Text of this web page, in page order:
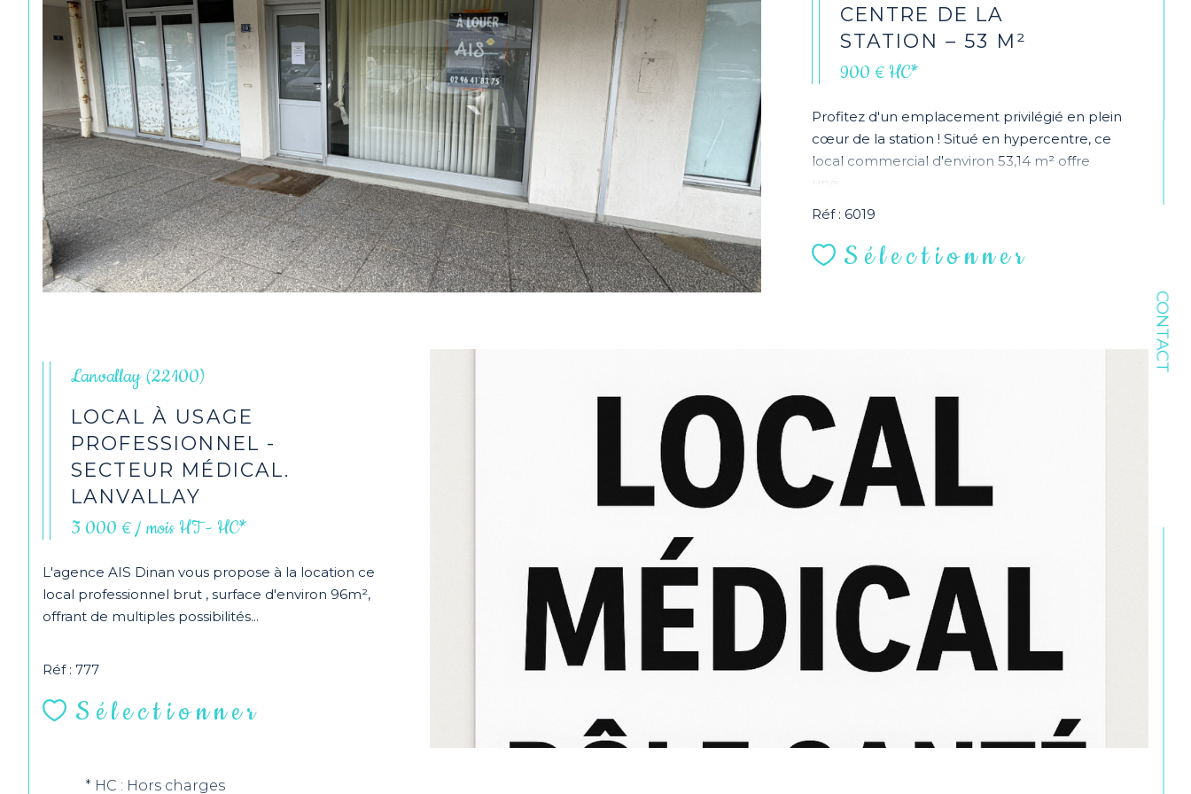
CONTACT
CENTRE DE LA
STATION – 53 M²
900 €HC*
Profitez d'un emplacement privilégié en plein
cœur de la station ! Situé en hypercentre, ce
local commercial d'environ 53,14 m² offre
une...
Réf : 6019
Sélectionner
Lanvallay (22100)
LOCAL À USAGE
PROFESSIONNEL -
SECTEUR MÉDICAL.
LANVALLAY
3 000 € / moisHT - HC*
L'agence AIS Dinan vous propose à la location ce
local professionnel brut , surface d'environ 96m²,
offrant de multiples possibilités...
Réf : 777
Sélectionner
* HC : Hors charges